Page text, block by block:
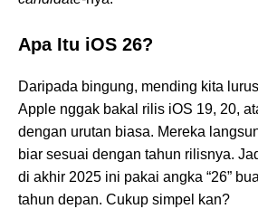
Apa Itu iOS 26?
Daripada bingung, mending kita
Apple nggak bakal rilis iOS 19, 20,
dengan urutan biasa. Mereka
biar sesuai dengan tahun rilisnya.
di akhir 2025 ini pakai angka “26”
tahun depan. Cukup simpel kan?